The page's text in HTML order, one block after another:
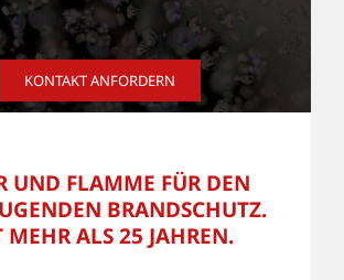
KONTAKT ANFORDERN
UND FLAMME FÜR DEN
BRANDSCHUTZ.
MEHR ALS 25 JAHREN.